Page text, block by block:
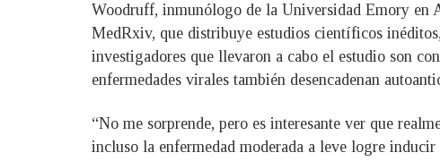
Woodruff, inmunólogo de la Universidad Emory en
MedRxiv, que distribuye estudios científicos
investigadores que llevaron a cabo el estudio son
enfermedades virales también desencadenan
“No me sorprende, pero es interesante ver que
incluso la enfermedad moderada a leve logre inducir